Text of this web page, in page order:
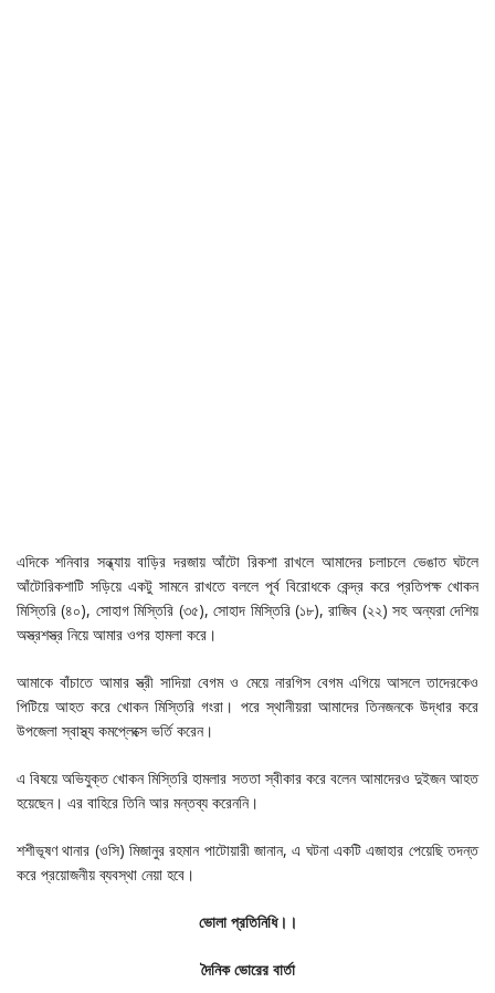
এদিকে শনিবার সন্ধ্যায় বাড়ির দরজায় আঁটো রিকশা রাখলে আমাদের চলাচলে ভেঙাত ঘটলে
আঁটোরিকশাটি সড়িয়ে একটু সামনে রাখতে বললে পূর্ব বিরোধকে কেন্দ্র করে প্রতিপক্ষ খোকন
মিস্তিরি (৪০), সোহাগ মিস্তিরি (৩৫), সোহাদ মিস্তিরি (১৮), রাজিব (২২) সহ অন্যরা দেশিয়
অস্ত্রশস্ত্র নিয়ে আমার ওপর হামলা করে।
আমাকে বাঁচাতে আমার স্ত্রী সাদিয়া বেগম ও মেয়ে নারগিস বেগম এগিয়ে আসলে তাদেরকেও
পিটিয়ে আহত করে খোকন মিস্তিরি গংরা। পরে স্থানীয়রা আমাদের তিনজনকে উদ্ধার করে
উপজেলা স্বাস্থ্য কমপ্লেক্সে ভর্তি করেন।
এ বিষয়ে অভিযুক্ত খোকন মিস্তিরি হামলার সততা স্বীকার করে বলেন আমাদেরও দুইজন আহত
হয়েছেন। এর বাহিরে তিনি আর মন্তব্য করেননি।
শশীভূষণ থানার (ওসি) মিজানুর রহমান পাটোয়ারী জানান, এ ঘটনা একটি এজাহার পেয়েছি তদন্ত
করে প্রয়োজনীয় ব্যবস্থা নেয়া হবে।
ভোলা প্রতিনিধি।।
দৈনিক ভোরের বার্তা